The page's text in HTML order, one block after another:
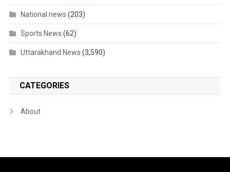
National news (203)
Sports News (62)
Uttarakhand News (3,590)
CATEGORIES
About